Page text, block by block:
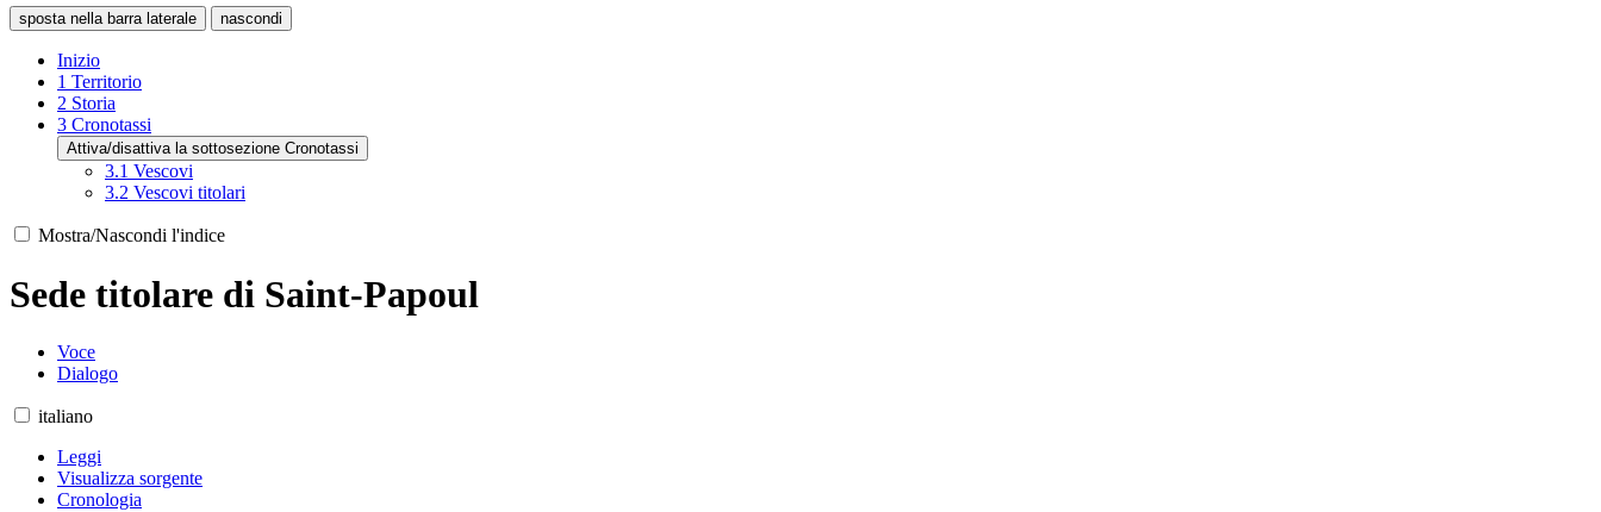
sposta nella barra laterale nascondi
Inizio
1 Territorio
2 Storia
3 Cronotassi
Attiva/disattiva la sottosezione Cronotassi
3.1 Vescovi
3.2 Vescovi titolari
Mostra/Nascondi l'indice
Sede titolare di Saint-Papoul
Voce
Dialogo
italiano
Leggi
Visualizza sorgente
Cronologia